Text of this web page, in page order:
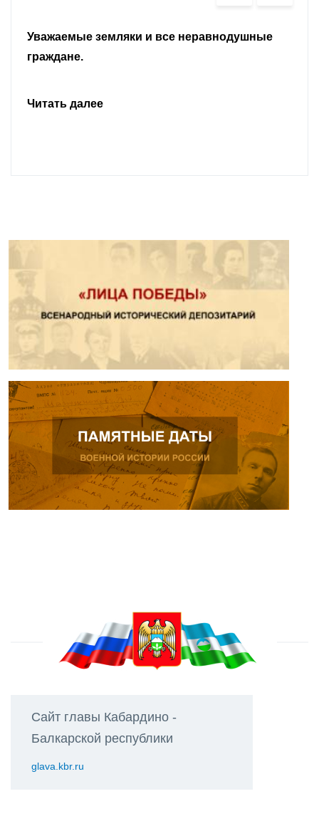
Уважаемые земляки и все неравнодушные
граждане.
Читать далее
Сайт главы Кабардино -
Балкарской республики
glava.kbr.ru